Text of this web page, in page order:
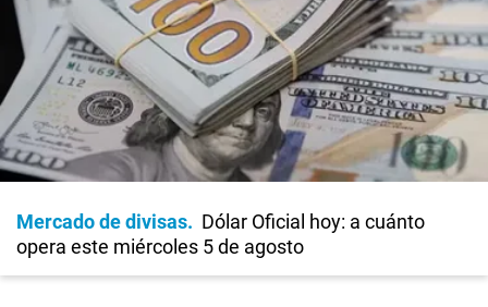
Mercado de divisas
Dólar Oficial hoy: a cuánto
opera este miércoles 5 de agosto